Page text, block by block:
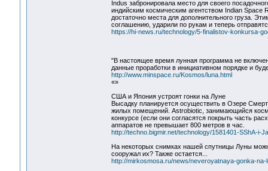
Indus забронировала место для своего
индийским космическим агентством Indian Space
достаточно места для дополнительного груза.
соглашению, ударили по рукам и теперь
https://hi-news.ru/technology/5-finalistov-konkursa-
"В настоящее время лунная программа не
данные проработки в инициативном порядке и
http://www.minspace.ru/Kosmos/luna.html
«»
США и Япония устроят гонки на Луне
Высадку планируется осуществить в Озере
жилых помещений. Astrobiotic, занимающийся
конкурсе (если они согласятся покрыть часть
аппаратов не превышает 800 метров в час.
http://techno.bigmir.net/technology/1581401-SShA-i-
На некоторых снимках нашей спутницы Луны
сооружал их? Также остается...
http://mirkosmosa.ru/news/neveroyatnaya-gonka-